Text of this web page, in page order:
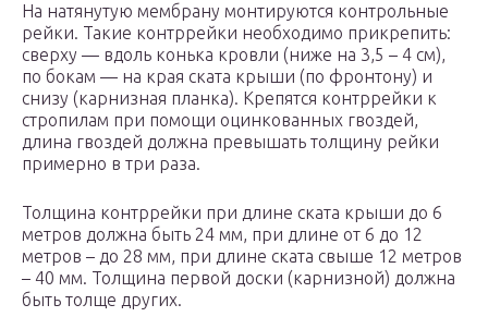
На натянутую мембрану монтируются контрольные
рейки. Такие контррейки необходимо прикрепить:
сверху — вдоль конька кровли (ниже на 3,5 – 4 см),
по бокам — на края ската крыши (по фронтону) и
снизу (карнизная планка). Крепятся контррейки к
стропилам при помощи оцинкованных гвоздей,
длина гвоздей должна превышать толщину рейки
примерно в три раза.
Толщина контррейки при длине ската крыши до 6
метров должна быть 24 мм, при длине от 6 до 12
метров – до 28 мм, при длине ската свыше 12 метров
– 40 мм. Толщина первой доски (карнизной) должна
быть толще других.